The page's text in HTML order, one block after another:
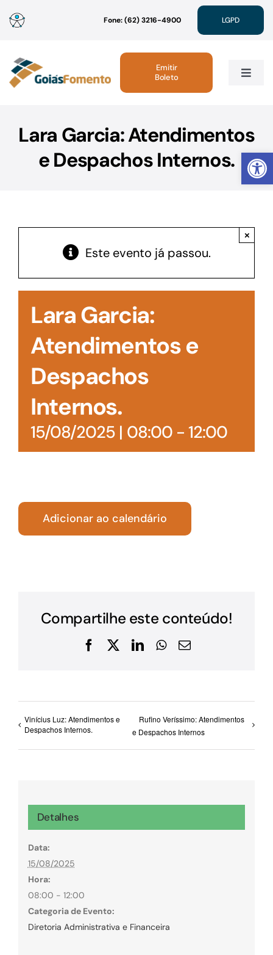
Abrir
para
conteúdo
Fone: (62) 3216-4900 LGPD
Toggle
Linhas de Crédito
Acesso à Informação
Emitir
Boleto
Lara Garcia: Atendimentos
e Despachos Internos.
Este evento já passou.
×
Lara Garcia:
Atendimentos e
Despachos
Internos.
15/08/2025 | 08:00- 12:00
Adicionar ao calendário
Compartilhe este conteúdo!
Facebook
X LinkedInWhatsApp
E-
Vinícius Luz: Atendimentos e
Despachos Internos.
Rufino Veríssimo: Atendimentos
e Despachos Internos
Detalhes
Data:
15/08/2025
Hora:
08:00 - 12:00
Categoria de Evento:
Diretoria Administrativa e Financeira